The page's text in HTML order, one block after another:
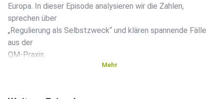
Europa. In dieser Episode analysieren wir die Zahlen,
sprechen über
„Regulierung als Selbstzweck“ und klären spannende Fälle
aus der
QM-Praxis.
Mehr